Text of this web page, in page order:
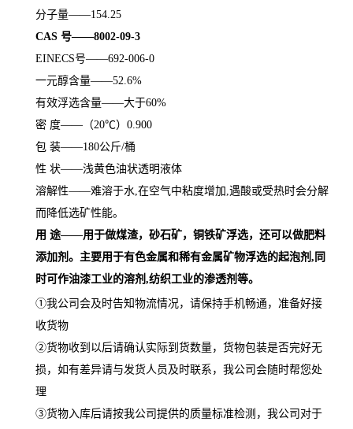
分子量——154.25
CAS 号——8002-09-3
EINECS号——692-006-0
一元醇含量——52.6%
有效浮选含量——大于60%
密 度——（20℃） 0.900
包 装——180公斤/桶
性 状——浅黄色油状透明液体
溶解性——难溶于水,在空气中粘度增加 ,遇酸或受热时会分解
而降低选矿性能。
用 途——用于做煤渣，砂石矿，铜铁矿浮选，还可以做肥料
添加剂。 主要用于有色金属和稀有金属矿物浮选的起泡剂 , 同
时可作油漆工业的溶剂 ,纺织工业的渗透剂等。
①我公司会及时告知物流情况，请保持手机畅通，准备好接
收货物
②货物收到以后请确认实际到货数量，货物包装是否完好无
损，如有差异请与发货人员及时联系，我公司会随时帮您处
理
③货物入库后请按我公司提供的质量标准检测，我公司对于